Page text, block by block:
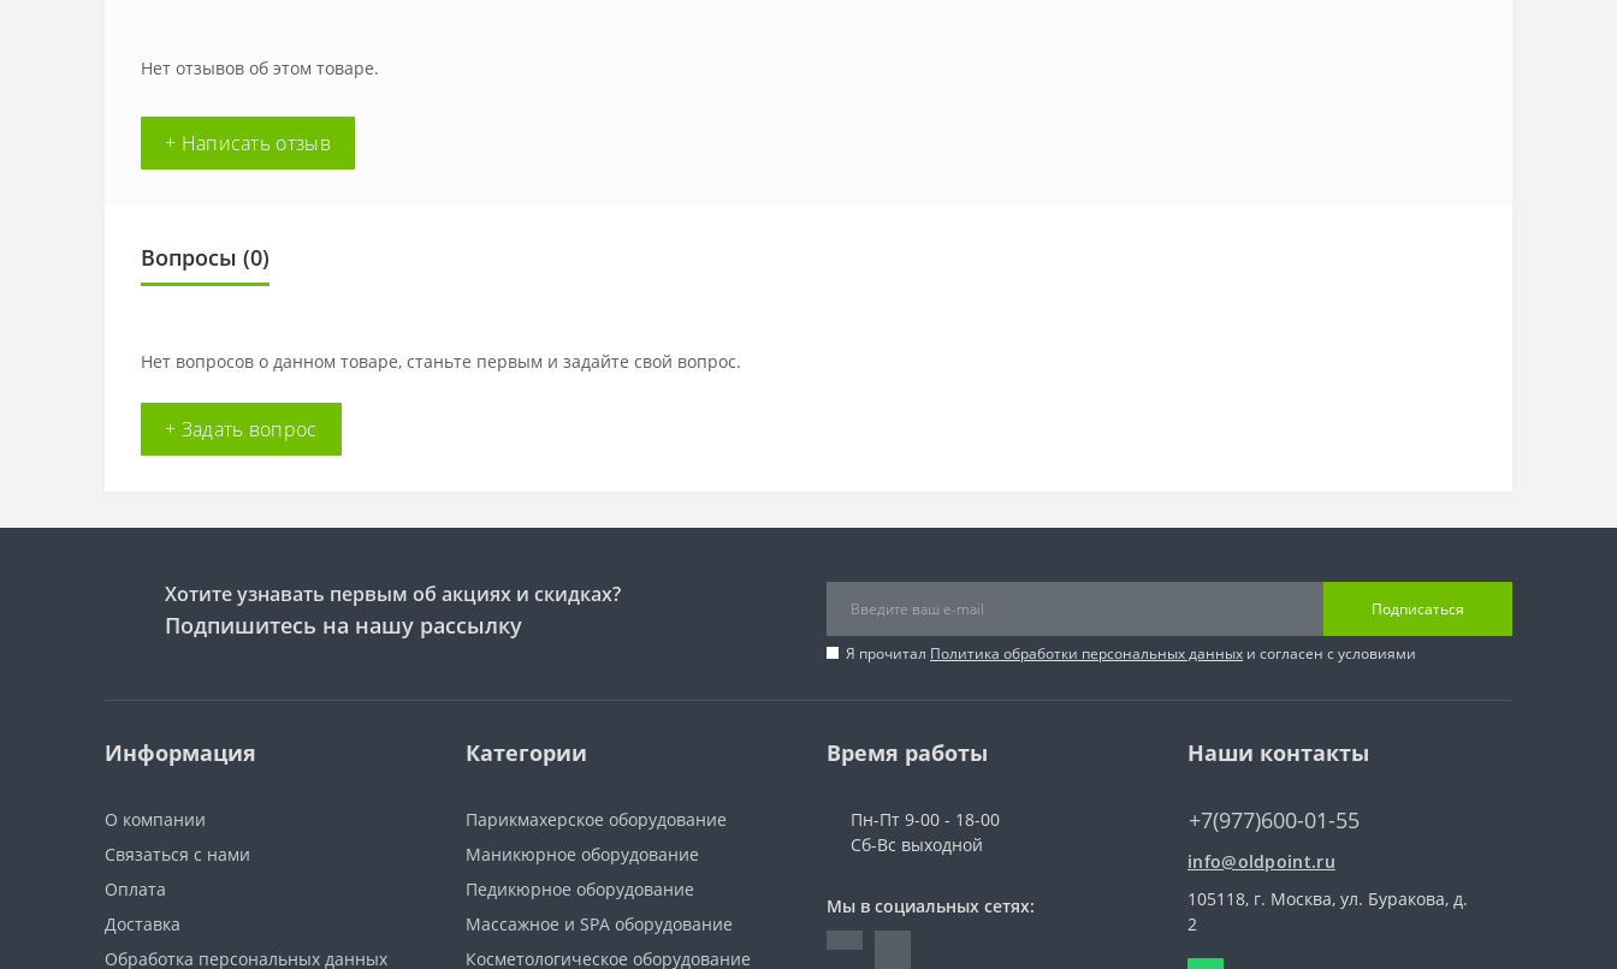
Нет отзывов об этом товаре.
+ Написать отзыв
Вопросы (0)
Нет вопросов о данном товаре, станьте первым и задайте свой вопрос.
+ Задать вопрос
Хотите узнавать первым об акциях и скидках?
Подпишитесь на нашу рассылку
Подписаться
Я прочитал Политика обработки персональных данных и согласен с условиями
Информация
О компании
Связаться с нами
Оплата
Доставка
Обработка персональных данных
Категории
Парикмахерское оборудование
Маникюрное оборудование
Педикюрное оборудование
Массажное и SPA оборудование
Косметологическое оборудование
Время работы
Пн-Пт 9-00 - 18-00
Сб-Вс выходной
Мы в социальных сетях:
Наши контакты
+7(977)600-01-55
info@oldpoint.ru
105118, г. Москва, ул. Буракова, д.
2